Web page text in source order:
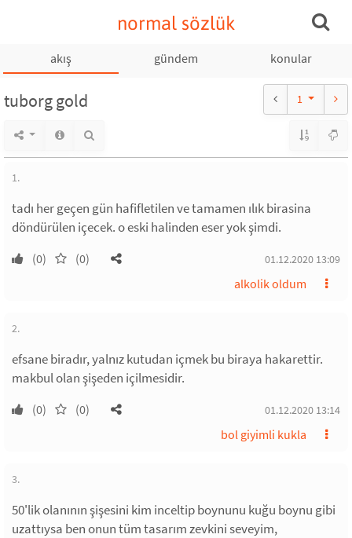
normal sözlük
akış gündem konular
tuborg gold 1
1.
tadı her geçen gün hafifletilen ve tamamen ılık birasina
döndürülen içecek. o eski halinden eser yok şimdi.
(0) (0) 01.12.2020 13:09
alkolik oldum
2.
efsane biradır, yalnız kutudan içmek bu biraya hakarettir.
makbul olan şişeden içilmesidir.
(0) (0) 01.12.2020 13:14
bol giyimli kukla
3.
50'lik olanının şişesini kim inceltip boynunu kuğu boynu gibi
uzattıysa ben onun tüm tasarım zevkini seveyim,